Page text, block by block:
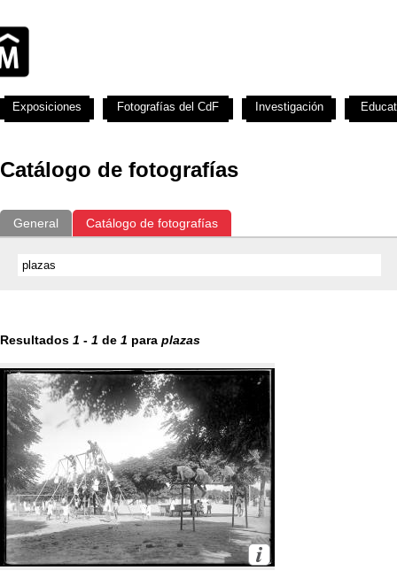
Catálogo de fotografías
General Catálogo de fotografías
Resultados 1 - 1 de 1 para plazas
Exposiciones Fotografías del CdF Investigación